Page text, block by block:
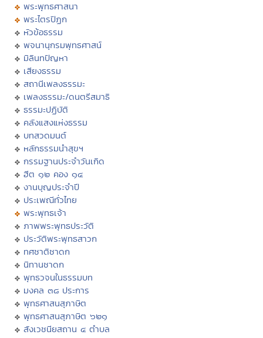
พระพุทธศาสนา
พระไตรปิฏก
หัวข้อธรรม
พจนานุกรมพุทธศาสน์
มิลินทปัญหา
เสียงธรรม
สถานีเพลงธรรมะ
เพลงธรรมะ/ดนตรีสมาธิ
ธรรมะปฏิบัติ
คลังแสงแห่งธรรม
บทสวดมนต์
หลักธรรมนำสุขฯ
กรรมฐานประจำวันเกิด
ฮีต ๑๒ คอง ๑๔
งานบุญประจำปี
ประเพณีทั่วไทย
พระพุทธเจ้า
ภาพพระพุทธประวัติ
ประวัติพระพุทธสาวก
ทศชาติชาดก
นิทานชาดก
พุทธวจนในธรรมบท
มงคล ๓๘ ประการ
พุทธศาสนสุภาษิต
พุทธศาสนสุภาษิต ๖๒๑
สังเวชนียสถาน ๔ ตำบล